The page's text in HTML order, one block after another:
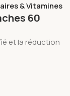
& Vitamines
60
et la réduction